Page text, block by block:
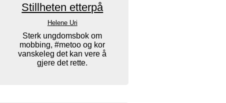
Stillheten etterpå
Helene Uri
Sterk ungdomsbok om
mobbing, #metoo og kor
vanskeleg det kan vere å
gjere det rette.